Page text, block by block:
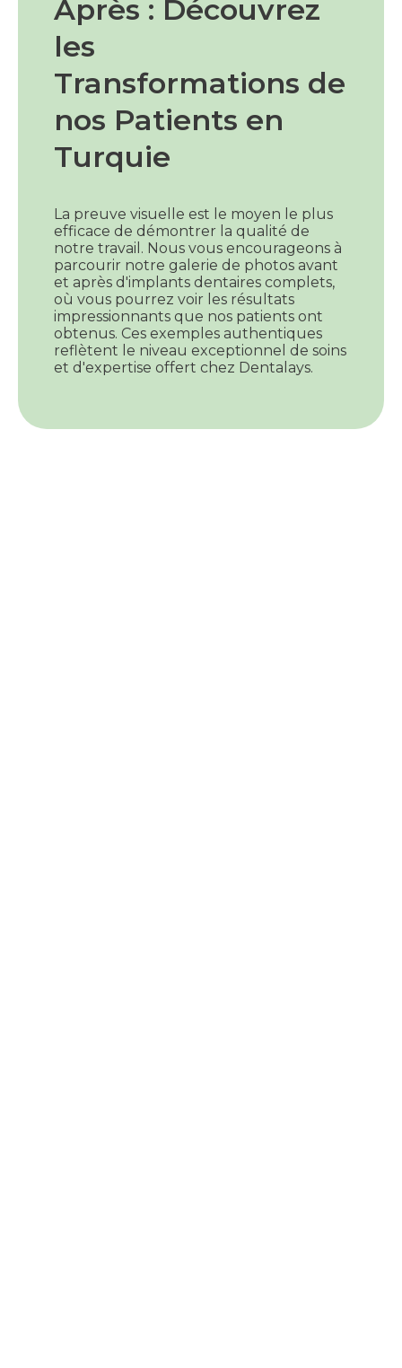
Après : Découvrez
les
Transformations de
nos Patients en
Turquie
La preuve visuelle est le moyen le plus
efficace de démontrer la qualité de
notre travail. Nous vous encourageons à
parcourir notre galerie de photos avant
et après d'implants dentaires complets,
où vous pourrez voir les résultats
impressionnants que nos patients ont
obtenus. Ces exemples authentiques
reflètent le niveau exceptionnel de soins
et d'expertise offert chez Dentalays.